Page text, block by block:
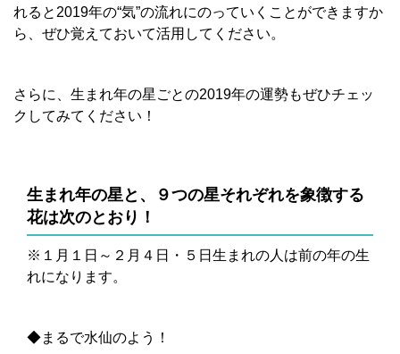
れると2019年の“気”の流れにのっていくことができますか
ら、ぜひ覚えておいて活用してください。
さらに、生まれ年の星ごとの2019年の運勢もぜひチェッ
クしてみてください！
生まれ年の星と、９つの星それぞれを象徴する
花は次のとおり！
※１月１日～２月４日・５日生まれの人は前の年の生
れになります。
◆まるで水仙のよう！